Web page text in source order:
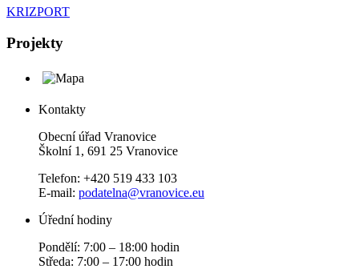
KRIZPORT
Projekty
Kontakty
Obecní úřad Vranovice
Školní 1, 691 25 Vranovice
Telefon: +420 519 433 103
E-mail: podatelna@vranovice.eu
Úřední hodiny
Pondělí: 7:00 – 18:00 hodin
Středa: 7:00 – 17:00 hodin